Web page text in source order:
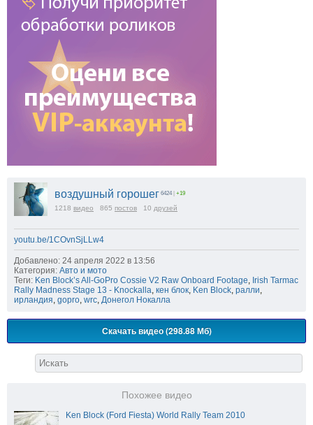
воздушный горошег 6424 +19
1218 видео 865 постов 10 друзей
youtu.be/1COvnSjLLw4
Добавлено: 24 апреля 2022 в 13:56
Категория: Авто и мото
Теги: Ken Block’s All-GoPro Cossie V2 Raw Onboard Footage, Irish Tarmac
Rally Madness Stage 13 - Knockalla, кен блок, Ken Block, ралли,
ирландия, gopro, wrc, Донегол Нокалла
Скачать видео (298.88 Мб)
Похожее видео
Ken Block (Ford Fiesta) World Rally Team 2010